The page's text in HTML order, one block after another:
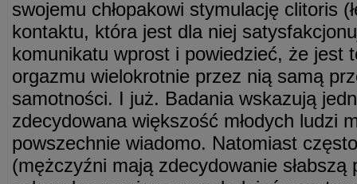
swojemu chłopakowi stymulację clitoris
kontaktu, która jest dla niej
komunikatu wprost i powiedzieć, że jest
orgazmu wielokrotnie przez nią samą
samotności. I już. Badania wskazują
zdecydowana większość młodych ludzi
powszechnie wiadomo. Natomiast
(mężczyźni mają zdecydowanie